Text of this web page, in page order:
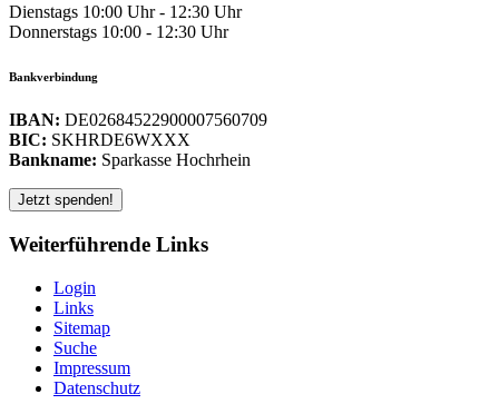
Dienstags 10:00 Uhr - 12:30 Uhr
Donnerstags 10:00 - 12:30 Uhr
Bankverbindung
IBAN: DE02684522900007560709
BIC: SKHRDE6WXXX
Bankname: Sparkasse Hochrhein
Weiterführende Links
Login
Links
Sitemap
Suche
Impressum
Datenschutz